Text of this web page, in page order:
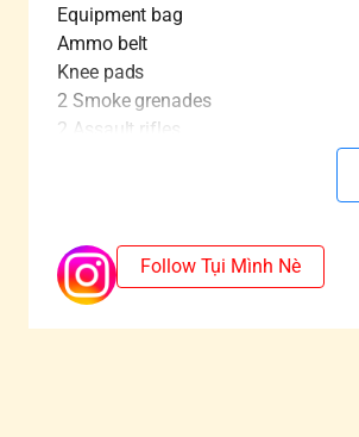
Equipment bag
Ammo belt
Knee pads
2 Smoke grenades
2 Assault rifles
Follow Tụi Mình Nè